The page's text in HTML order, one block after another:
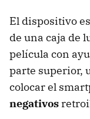
El dispositivo
de una caja de
película con
parte superior,
colocar el
negativos